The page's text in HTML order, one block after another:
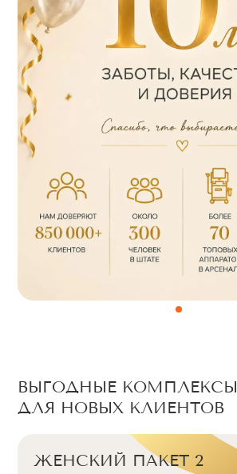
ВЫГОДНЫЕ КОМПЛЕКСЫ
ДЛЯ НОВЫХ КЛИЕНТОВ
ЖЕНСКИЙ ПАКЕТ 3